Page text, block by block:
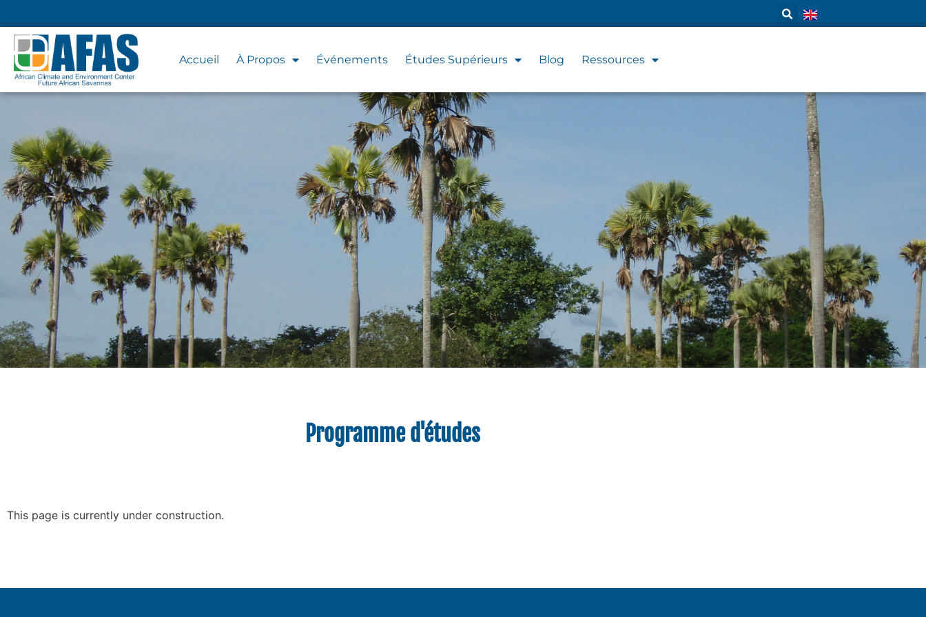
Accueil À Propos Événements Études Supérieurs Blog Ressources
Programme d'études
This page is currently under construction.